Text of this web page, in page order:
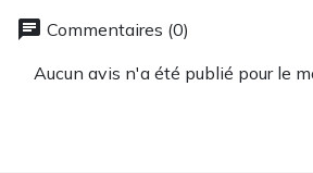
chat Commentaires (0)
Aucun avis n'a été publié pour le